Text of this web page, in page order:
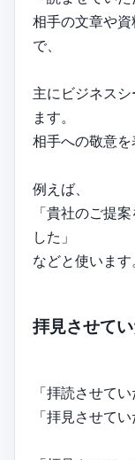
相手の文章や
で、
主にビジネス
ます。
相手への敬意を
例えば、
「貴社のご提
した」
などと使います
拝見させて
「拝読させて
「拝見させて